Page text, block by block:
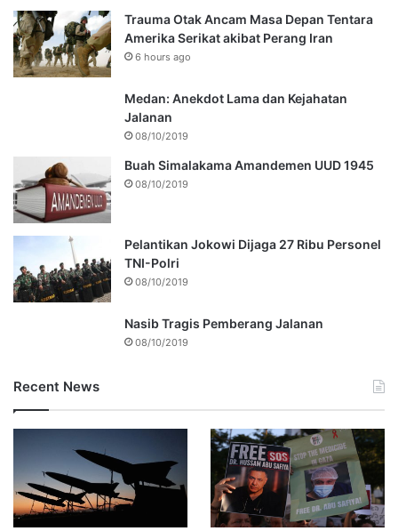
Trauma Otak Ancam Masa Depan Tentara
Amerika Serikat akibat Perang Iran
6 hours ago
Medan: Anekdot Lama dan Kejahatan
Jalanan
08/10/2019
Buah Simalakama Amandemen UUD 1945
08/10/2019
Pelantikan Jokowi Dijaga 27 Ribu Personel
TNI-Polri
08/10/2019
Nasib Tragis Pemberang Jalanan
08/10/2019
Recent News